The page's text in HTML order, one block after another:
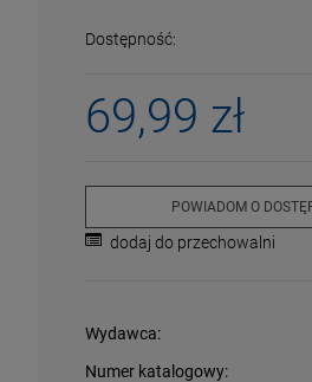
Dostępność:
69,99 zł
POWIADOM O
dodaj do przechowalni
Wydawca:
Numer katalogowy: